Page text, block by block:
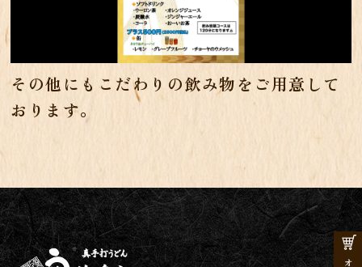
その他にもこだわりの飲み物をご用意して
おります。